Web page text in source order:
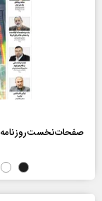
صفحات‌نخست‌روزنامه ها‌ی